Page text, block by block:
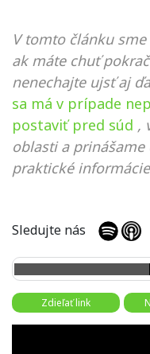
V tomto článku
ak máte chuť
nenechajte ujsť aj
sa má v prípade
postaviť pred súd ,
oblasti a
praktické
Sledujte nás
Zdieľať link